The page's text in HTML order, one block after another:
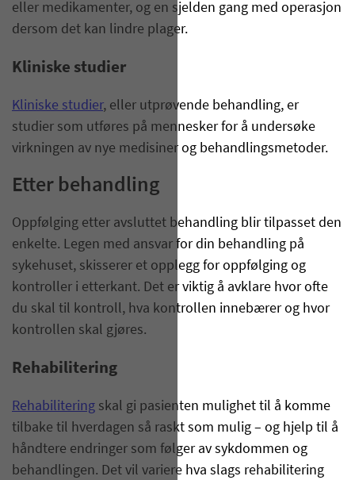
eller medikamenter, og en sjelden gang med operasjon
dersom det kan lindre plager.
Kliniske studier
Kliniske studier, eller utprøvende behandling, er
studier som utføres på mennesker for å undersøke
virkningen av nye medisiner og behandlingsmetoder.
Etter behandling
Oppfølging etter avsluttet behandling blir tilpasset den
enkelte. Legen med ansvar for din behandling på
sykehuset, skisserer et opplegg for oppfølging og
kontroller i etterkant. Det er viktig å avklare hvor ofte
du skal til kontroll, hva kontrollen innebærer og hvor
kontrollen skal gjøres.
Rehabilitering
Rehabilitering skal gi pasienten mulighet til å komme
tilbake til hverdagen så raskt som mulig – og hjelp til å
håndtere endringer som følger av sykdommen og
behandlingen. Det vil variere hva slags rehabilitering